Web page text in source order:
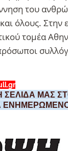
του
όλους.
τομέα
ΜΑΣ